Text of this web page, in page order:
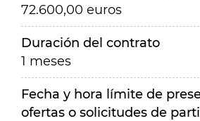
72.600,00 euros
Duración del contrato
1 meses
Fecha y hora límite de
ofertas o solicitudes de